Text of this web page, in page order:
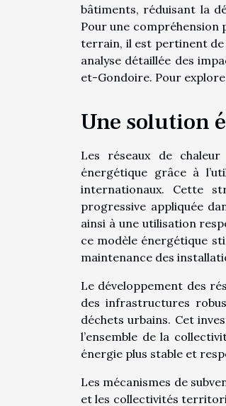
bâtiments, réduisant la
Pour une compréhension
terrain, il est pertinent de
analyse détaillée des
et-Gondoire. Pour
Une solution
Les réseaux de
énergétique grâce à
internationaux. Cette
progressive appliquée
ainsi à une utilisation
ce modèle énergétique
maintenance des
Le développement des
des infrastructures
déchets urbains. Cet
l’ensemble de la
énergie plus stable et
Les mécanismes de
et les collectivités